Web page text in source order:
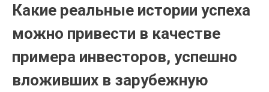
Какие реальные истории успеха
можно привести в качестве
примера инвесторов, успешно
вложивших в зарубежную